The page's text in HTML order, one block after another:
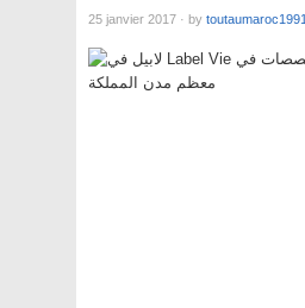
25 janvier 2017 · by toutaumaroc1991